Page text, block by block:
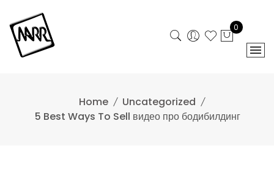
content
0
Home
Uncategorized
5 Best Ways To Sell видео про бодибилдинг